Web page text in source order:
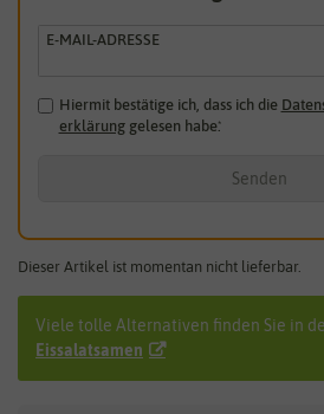
E-MAIL-ADRESSE
Hiermit bestätige ich, dass ich die
erklärunggelesen habe.*
Senden
Dieser Artikel ist momentan nicht lieferbar.
Viele tolle Alternativen finden Sie in
Eissalatsamen